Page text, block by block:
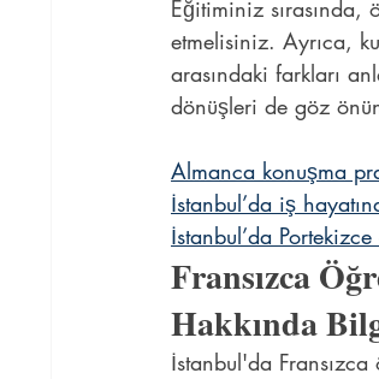
Eğitiminiz
etmelisiniz. Ayrıca,
arasındaki farkları
dönüşleri de göz
Almanca konuşma
İstanbul’da iş
İstanbul’da
Fransızca
Hakkında
İstanbul'da